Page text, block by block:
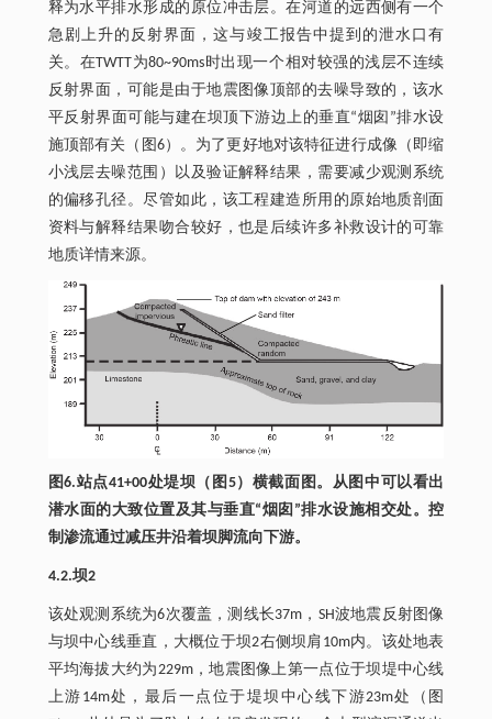
释为水平排水形成的原位冲击层。在河道的远西侧有一个
急剧上升的反射界面，这与竣工报告中提到的泄水口有
关。在TWTT为80~90ms时出现一个相对较强的浅层不连续
反射界面，可能是由于地震图像顶部的去噪导致的，该水
平反射界面可能与建在坝顶下游边上的垂直“烟囱”排水设
施顶部有关（图6）。为了更好地对该特征进行成像（即缩
小浅层去噪范围）以及验证解释结果，需要减少观测系统
的偏移孔径。尽管如此，该工程建造所用的原始地质剖面
资料与解释结果吻合较好，也是后续许多补救设计的可靠
地质详情来源。
图6.站点41+00处堤坝（图5）横截面图。从图中可以看出
潜水面的大致位置及其与垂直“烟囱”排水设施相交处。控
制渗流通过减压井沿着坝脚流向下游。
4.2.坝2
该处观测系统为6次覆盖，测线长37m，SH波地震反射图像
与坝中心线垂直，大概位于坝2右侧坝肩10m内。该处地表
平均海拔大约为229m，地震图像上第一点位于坝堤中心线
上游14m处，最后一点位于堤坝中心线下游23m处（图